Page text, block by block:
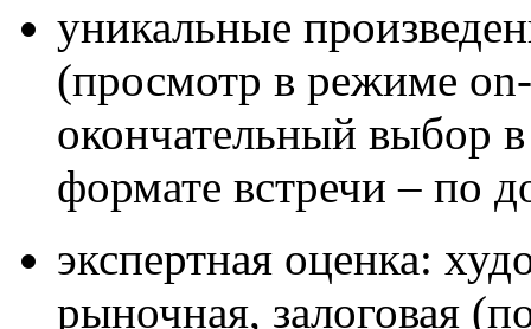
уникальные
(просмотр в режиме on-
окончательный выбор
формате встречи – по
экспертная оценка:
рыночная, залоговая